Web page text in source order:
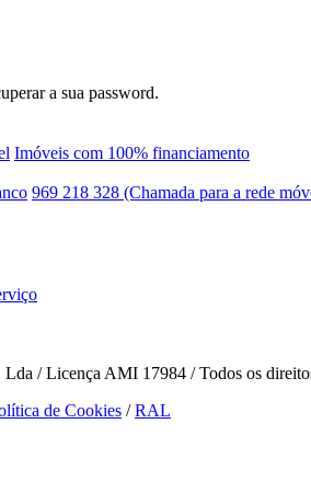
a sua password.
Imóveis com 100% financiamento
969 218 328 (Chamada para a rede
/ Licença AMI 17984 / Todos os
de Cookies /RAL